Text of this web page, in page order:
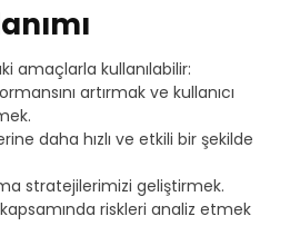
amaçlarla kullanılabilir:
artırmak ve kullanıcı
daha hızlı ve etkili bir şekilde
stratejilerimizi geliştirmek.
riskleri analiz etmek